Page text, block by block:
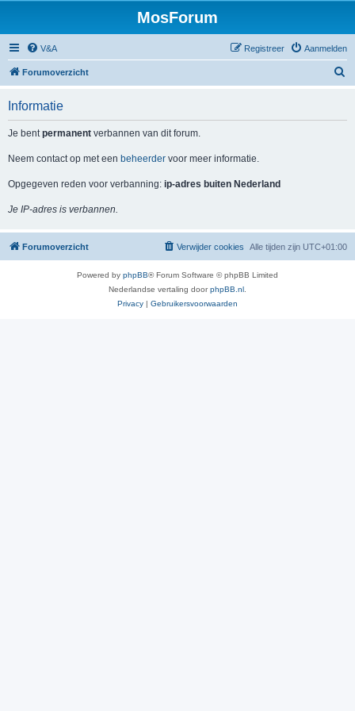
MosForum
V&A Aanmelden
Registreer
Forumoverzicht
Informatie
Je bentpermanent verbannen van dit forum.
Neem contact op met een beheerder voor meer informatie.
Opgegeven reden voor verbanning: ip-adres buiten Nederland
Je IP-adres is verbannen.
Forumoverzicht Alle tijden zijn UTC+01:00
Verwijder cookies
Powered by phpBB® Forum Software © phpBB Limited
Nederlandse vertaling doorphpBB.nl
Privacy | Gebruikersvoorwaarden